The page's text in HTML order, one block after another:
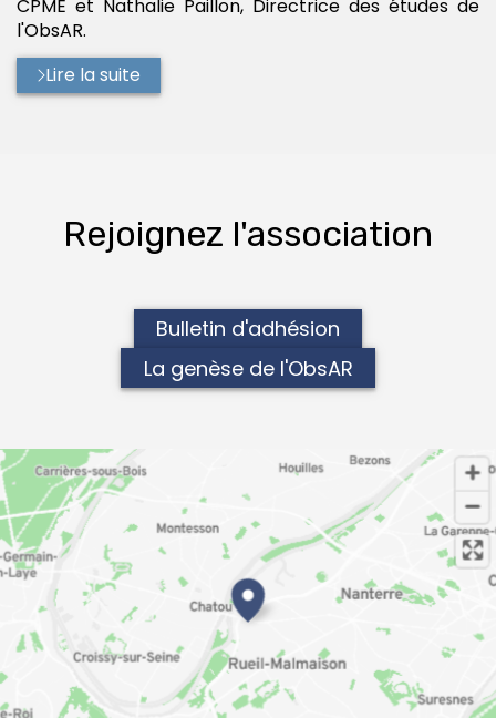
CPME et Nathalie Paillon, Directrice des études de
l'ObsAR.
Lire la suite
Rejoignez l'association
Bulletin d'adhésion
La genèse de l'ObsAR